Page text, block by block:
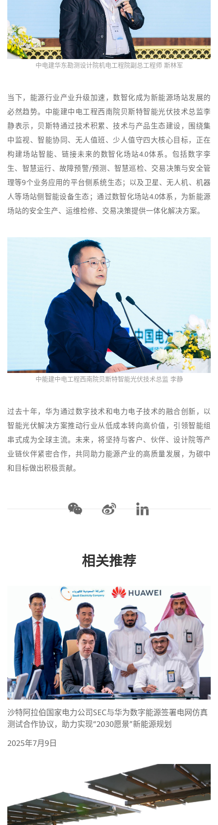
中电建华东勘测设计院机电工程院副总工程师 斯林军
当下，能源行业产业升级加速，数智化成为新能源场站发展的
必然趋势。中能建中电工程西南院贝斯特智能光伏技术总监李
静表示，贝斯特通过技术积累、技术与产品生态建设，围绕集
中监视、智能协同、无人值班、少人值守四大核心目标，正在
构建场站智能、链接未来的数智化场站4.0体系。包括数字孪
生、智慧运行、故障预警/预测、智慧巡检、交易决策与安全管
理等9个业务应用的平台侧系统生态；以及卫星、无人机、机器
人等场站侧智能设备生态；通过数智化场站4.0体系，为新能源
场站的安全生产、运维检修、交易决策提供一体化解决方案。
中能建中电工程西南院贝斯特智能光伏技术总监 李静
过去十年，华为通过数字技术和电力电子技术的融合创新，以
智能光伏解决方案推动行业从低成本转向高价值，引领智能组
串式成为全球主流。未来，将坚持与客户、伙伴、设计院等产
业链伙伴紧密合作，共同助力能源产业的高质量发展，为碳中
和目标做出积极贡献。
相关推荐
沙特阿拉伯国家电力公司SEC与华为数字能源签署电网仿真
测试合作协议，助力实现“2030愿景”新能源规划
2025年7月9日